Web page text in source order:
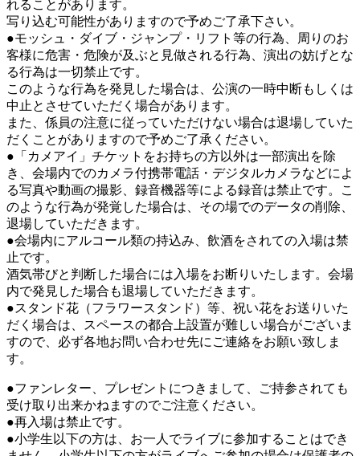
れることがあります。
写り込む可能性がありますので予めご了承下さい。
●モッシュ・ダイブ・ジャンプ・リフト等の行為、周りのお
客様に危害・危険が及ぶと見做される行為、演出の妨げとな
る行為は一切禁止です。
このような行為を発見した場合は、公演の一時中断もしくは
中止とさせていただく場合があります。
また、係員の注意に従っていただけない場合は退場していた
だくことがありますので予めご了承ください。
●「カメアイ」チケットをお持ちの方以外は一部演出を除
き、会場内でのカメラ付携帯電話・デジタルカメラなどによ
る写真や動画の撮影、録音機器等による録音は禁止です。こ
のような行為が発覚した場合は、その場でのデータの削除、
退場していただきます。
●会場内にアルコール類の持込み、飲酒をされての入場は禁
止です。
酒気帯びと判断した場合には入場をお断りいたします。会場
内で発見した場合も退場していただきます。
●スタンド花（フラワースタンド）等、祝い花をお送りいた
だく場合は、スペースの都合上設置が難しい場合がございま
すので、必ず各地お問い合わせ先にご連絡をお願い致しま
す。
●ファンレター、プレゼントにつきまして、ご持参されても
受け取り出来かねますのでご注意ください。
●再入場は禁止です。
●小学生以下の方は、お一人でライブに参加することはでき